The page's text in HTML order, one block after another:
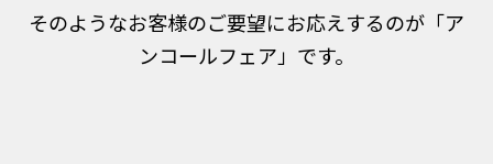
そのようなお客様のご要望にお応えするのが「ア
ンコールフェア」です。